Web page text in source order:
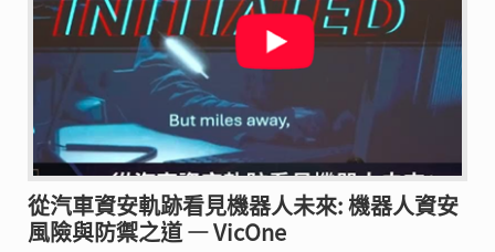
從汽車資安軌跡看見機器人未來: 機器人資安
風險與防禦之道 — VicOne